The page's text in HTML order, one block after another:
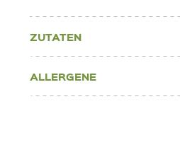
ZUTATEN
ALLERGENE